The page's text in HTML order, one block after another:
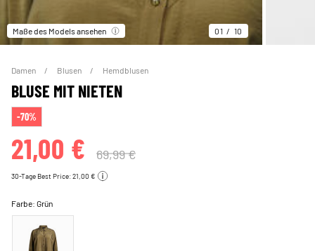
Maße des Models ansehen 01 10
Damen Blusen Hemdblusen
BLUSE MIT NIETEN
-70%
21,00 € 69,99 €
30-Tage Best Price: 21,00 €
Farbe:Grün